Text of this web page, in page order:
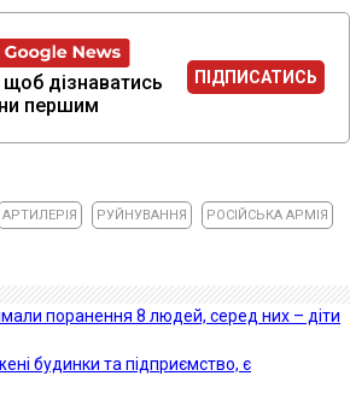
щоб дізнаватись
першим
ПІДПИСАТИСЬ
АРТИЛЕРІЯ РУЙНУВАННЯ РОСІЙСЬКА АРМІЯ
поранення 8 людей, серед них – діти
будинки та підприємство, є